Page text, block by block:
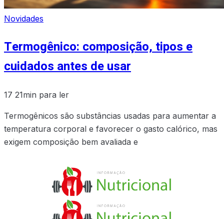
Novidades
Termogênico: composição, tipos e
cuidados antes de usar
17 21min para ler
Termogênicos são substâncias usadas para aumentar a
temperatura corporal e favorecer o gasto calórico, mas
exigem composição bem avaliada e